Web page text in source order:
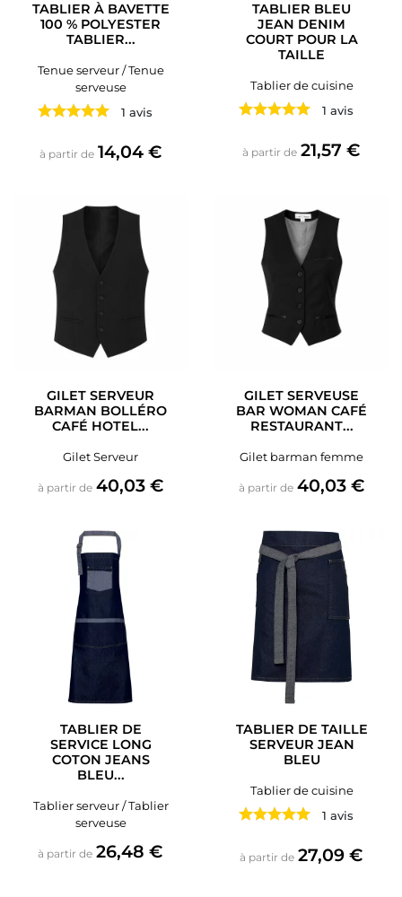
TABLIER À BAVETTE
100 % POLYESTER
TABLIER...
Tenue serveur / Tenue
serveuse
1 avis
à partir de Prix
14,04 €
TABLIER BLEU
JEAN DENIM
COURT POUR LA
TAILLE
Tablier de cuisine
1 avis
à partir de Prix
21,57 €
GILET SERVEUR
BARMAN BOLLÉRO
CAFÉ HOTEL...
Gilet Serveur
à partir de Prix
40,03 €
GILET SERVEUSE
BAR WOMAN CAFÉ
RESTAURANT...
Gilet barman femme
à partir de Prix
40,03 €
TABLIER DE
SERVICE LONG
COTON JEANS
BLEU...
Tablier serveur / Tablier
serveuse
à partir de Prix
26,48 €
TABLIER DE TAILLE
SERVEUR JEAN
BLEU
Tablier de cuisine
1 avis
à partir de Prix
27,09 €